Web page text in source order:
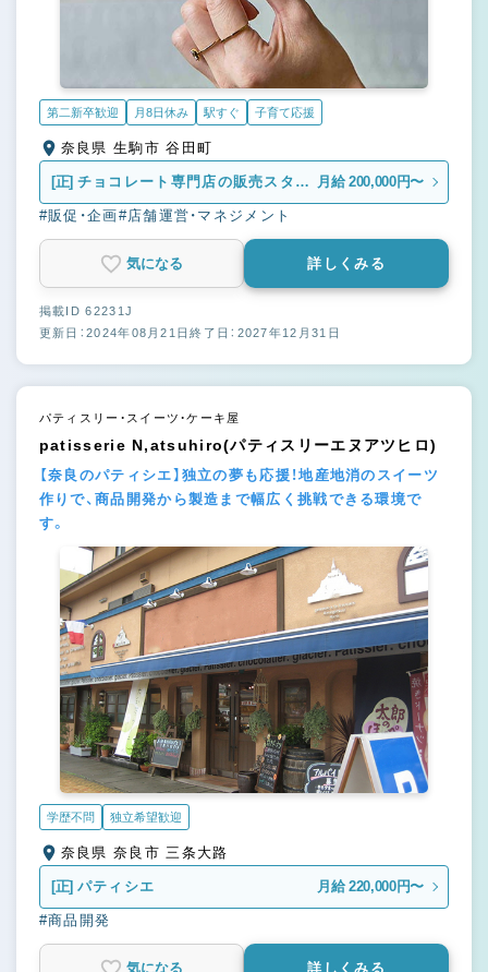
第二新卒歓迎 月8日休み 駅すぐ 子育て応援
奈良県 生駒市 谷田町
[正] チョコレート専門店の販売スタッ
フ
月給 200,000円〜
#販促・企画#店舗運営・マネジメント
気になる 詳しくみる
掲載ID 62231J
更新日：2024年08月21日終了日：2027年12月31日
パティスリー・スイーツ・ケーキ屋
patisserie N,atsuhiro(パティスリーエヌアツヒロ)
【奈良のパティシエ】独立の夢も応援！地産地消のスイーツ
作りで、商品開発から製造まで幅広く挑戦できる環境で
す。
学歴不問 独立希望歓迎
奈良県 奈良市 三条大路
[正] パティシエ 月給 220,000円〜
#商品開発
気になる 詳しくみる